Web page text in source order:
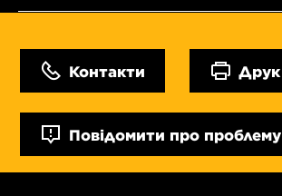
Контакти Друк
Повідомити про проблему